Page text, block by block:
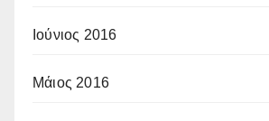
Ιούνιος 2016
Μάιος 2016